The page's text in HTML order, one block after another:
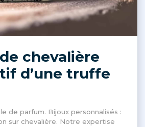
chevalière
d’une truffe
de parfum. Bijoux personnalisés :
sur chevalière. Notre expertise